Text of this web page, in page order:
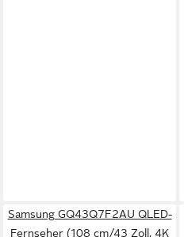
Samsung GQ43Q7F2AU QLED-
Fernseher (108 cm/43 Zoll, 4K